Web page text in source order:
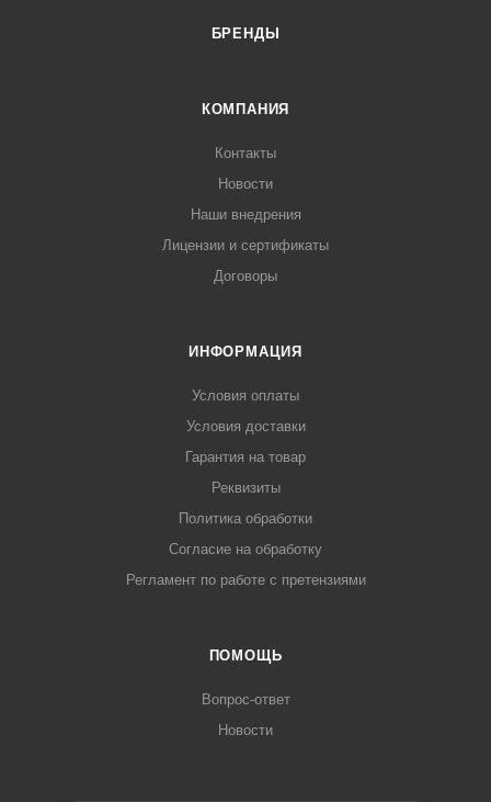
БРЕНДЫ
КОМПАНИЯ
Контакты
Новости
Наши внедрения
Лицензии и сертификаты
Договоры
ИНФОРМАЦИЯ
Условия оплаты
Условия доставки
Гарантия на товар
Реквизиты
Политика обработки
Согласие на обработку
Регламент по работе с претензиями
ПОМОЩЬ
Вопрос-ответ
Новости